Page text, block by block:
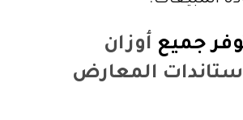
جميع أوزان
المعارض